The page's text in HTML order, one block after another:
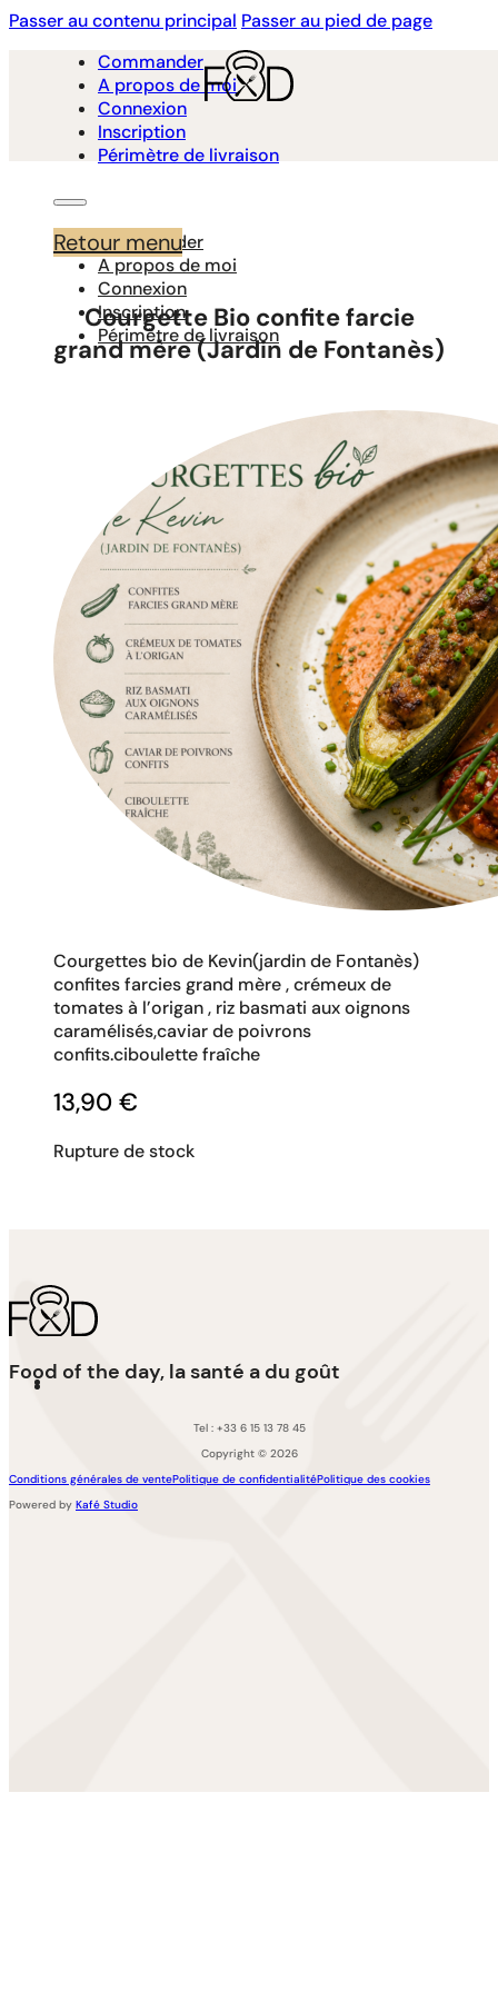
Passer au contenu principal Passer au pied de page
Commander
A propos de moi
Connexion
Inscription
Périmètre de livraison
Commander
A propos de moi
Connexion
Inscription
Périmètre de livraison
Retour menu
Courgette Bio confite farcie
grand mère (Jardin de Fontanès)
Courgettes bio de Kevin(jardin de Fontanès)
confites farcies grand mère , crémeux de
tomates à l’origan , riz basmati aux oignons
caramélisés,caviar de poivrons
confits.ciboulette fraîche
13,90 €
Rupture de stock
Food of the day, la santé a du goût
Tel : +33 6 15 13 78 45
Copyright © 2026
Conditions générales de ventePolitique de confidentialitéPolitique des cookies
Powered by Kafé Studio